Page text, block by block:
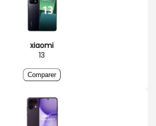
xiaomi
13
Comparer